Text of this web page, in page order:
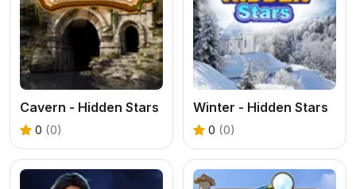
Cavern - Hidden Stars
0 (0)
Winter - Hidden Stars
0 (0)